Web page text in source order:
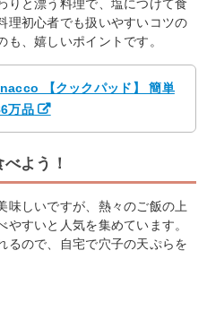
りと漂う料理で、塩につけて食
理初心者でも扱いやすいコツの
、嬉しいポイントです。
【クックパッド】 簡単
万品
よう！
味しいですが、熱々のご飯の上
すいと人気を集めています。
るので、自宅で穴子の天ぷらを